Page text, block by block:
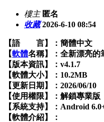
樓主匿名
收藏2026-6-10 08:54
【語 言】：簡體中文
【軟體名稱】：全新漂亮的
【版本資訊】：v4.1.7
【軟體大小】：10.2MB
【更新日期】：2026/06/10
【使用權限】：解鎖專業版
【系統支持】：Android
【軟體介紹】：